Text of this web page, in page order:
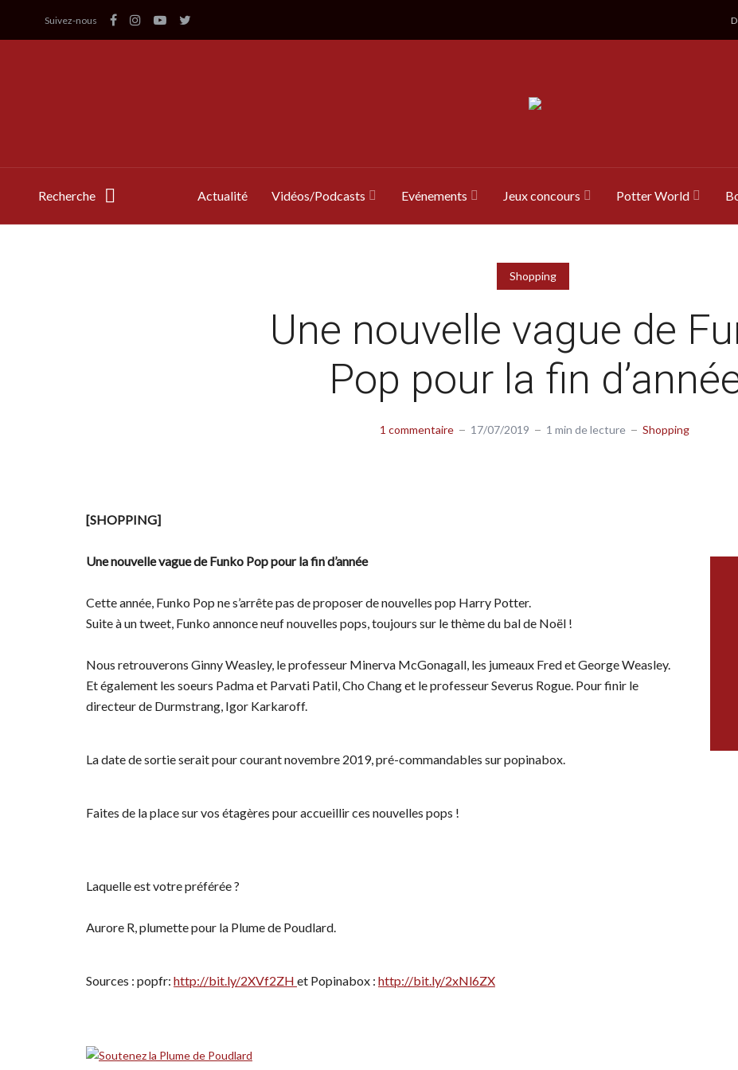
Suivez-nous
Recherche Actualité Vidéos/Podcasts Evénements Jeux concours Potter World
Shopping
Une nouvelle vague de
Pop pour la fin
1 commentaire 17/07/2019 1 min de lecture Shopping
[SHOPPING]
Une nouvelle vague de Funko Pop pour la fin d’année
Cette année, Funko Pop ne s’arrête pas de proposer de nouvelles pop Harry Potter.
Suite à un tweet, Funko annonce neuf nouvelles pops, toujours sur le thème du bal de Noël !
Nous retrouverons Ginny Weasley, le professeur Minerva McGonagall, les jumeaux Fred et George Weasley.
Et également les soeurs Padma et Parvati Patil, Cho Chang et le professeur Severus Rogue. Pour finir le
directeur de Durmstrang, Igor Karkaroff.
La date de sortie serait pour courant novembre 2019, pré-commandables sur popinabox.
Faites de la place sur vos étagères pour accueillir ces nouvelles pops !
Laquelle est votre préférée ?
Aurore R, plumette pour la Plume de Poudlard.
Sources : popfr: http://bit.ly/2XVf2ZH et Popinabox : http://bit.ly/2xNl6ZX